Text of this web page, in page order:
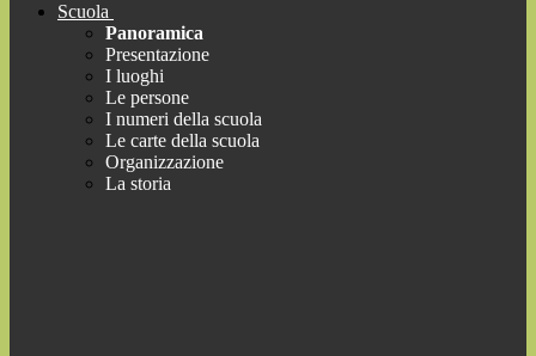
Scuola
Panoramica
Presentazione
I luoghi
Le persone
I numeri della scuola
Le carte della scuola
Organizzazione
La storia